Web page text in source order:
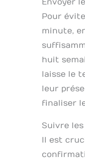
Envoyer
Pour
minute,
huit
laisse le
leur
finaliser
Suivre
Il est